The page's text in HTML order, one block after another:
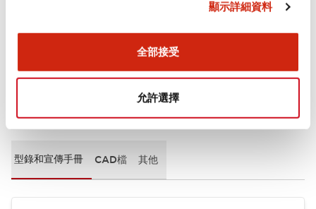
顯示詳細資料
全部接受
允許選擇
型錄和宣傳手冊 CAD檔 其他